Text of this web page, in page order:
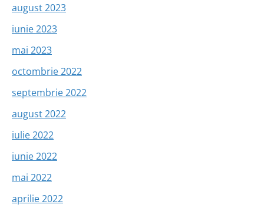
august 2023
iunie 2023
mai 2023
octombrie 2022
septembrie 2022
august 2022
iulie 2022
iunie 2022
mai 2022
aprilie 2022